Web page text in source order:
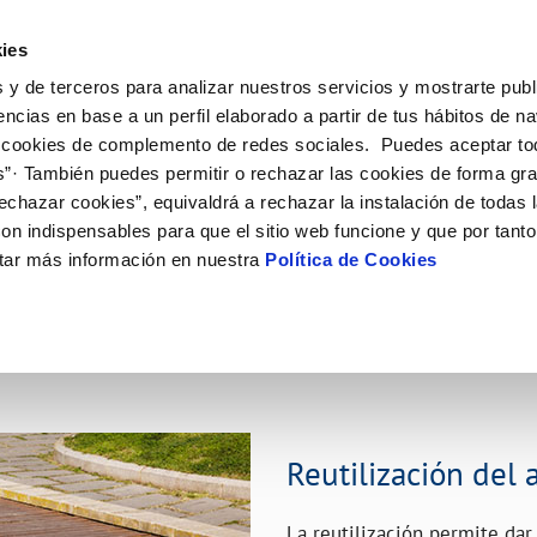
y de terceros para analizar nuestros servicios y mostrarte
en base a un perfil elaborado a partir de tus hábitos de
de complemento de redes sociales. Puedes aceptar
También puedes permitir o rechazar las cookies de forma
cookies”, equivaldrá a rechazar la instalación de todas
indispensables para que el sitio web funcione y que por
más información en nuestra Política de Cookies
de titular
de suministro
MODIFICACIÓN DE DATOS
Actualizar datos bancarios
Actualizar datos de domicilio
VER TODAS LAS GESTIONES
Tu Servicio
AL CLIENTE
contacto
interés
y afectaciones
COMPROMISO DE SERVICIO
Customer Counsel (Defensa del
Normativa del servicio
Tu Agua
del agua
ACTUACIONES EN LA RED
Conócenos
DE GESTIÓN Y CERTIFICADOS
CONTRATACIÓN
Condiciones Generales de
Contrataciones
Reutilización del